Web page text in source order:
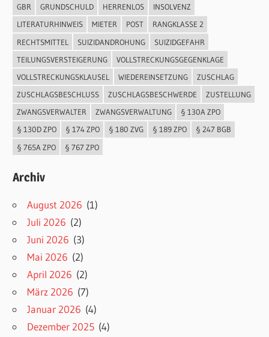
GBR GRUNDSCHULD HERRENLOS
INSOLVENZ
LITERATURHINWEIS
MIETER POST
RANGKLASSE 2
RECHTSMITTEL
SUIZIDANDROHUNG
SUIZIDGEFAHR
TEILUNGSVERSTEIGERUNG
VOLLSTRECKUNGSGEGENKLAGE
VOLLSTRECKUNGSKLAUSEL
WIEDEREINSETZUNG
ZUSCHLAG
ZUSCHLAGSBESCHLUSS
ZUSCHLAGSBESCHWERDE
ZUSTELLUNG
ZWANGSVERWALTER
ZWANGSVERWALTUNG
§ 130A ZPO
§ 130D ZPO
§ 174 ZPO § 180 ZVG § 189 ZPO
§ 247 BGB
§ 765A ZPO
§ 767 ZPO
Archiv
August 2026 (1)
Juli 2026 (2)
Juni 2026 (3)
Mai 2026 (2)
April 2026 (2)
März 2026 (7)
Januar 2026 (4)
Dezember 2025 (4)